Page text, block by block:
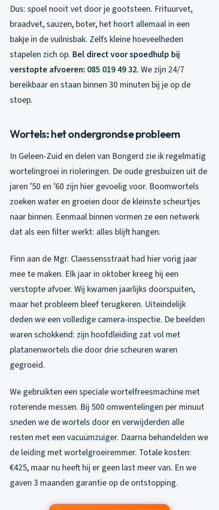
Dus: spoel nooit vet door je gootsteen. Frituurvet,
braadvet, sauzen, boter, het hoort allemaal in een
bakje in de vuilnisbak. Zelfs kleine hoeveelheden
stapelen zich op. Bel direct voor spoedhulp bij
verstopte afvoeren: 085 019 49 32. We zijn 24/7
bereikbaar en staan binnen 30 minuten bij je op de
stoep.
Wortels: het ondergrondse probleem
In Geleen-Zuid en delen van Bongerd zie ik regelmatig
wortelingroei in rioleringen. De oude gresbuizen uit de
jaren ’50 en ’60 zijn hier gevoelig voor. Boomwortels
zoeken water en groeien door de kleinste scheurtjes
naar binnen. Eenmaal binnen vormen ze een netwerk
dat als een filter werkt: alles blijft hangen.
Finn aan de Mgr. Claessensstraat had hier vorig jaar
mee te maken. Elk jaar in oktober kreeg hij een
verstopte afvoer. Wij kwamen jaarlijks doorspuiten,
maar het probleem bleef terugkeren. Uiteindelijk
deden we een volledige camera-inspectie. De beelden
waren schokkend: zijn hoofdleiding zat vol met
platanenwortels die door drie scheuren waren
gegroeid.
We gebruikten een speciale wortelfreesmachine met
roterende messen. Bij 500 omwentelingen per minuut
sneden we de wortels door en verwijderden alle
resten met een vacuümzuiger. Daarna behandelden we
de leiding met wortelgroeiremmer. Totale kosten:
€425, maar nu heeft hij er geen last meer van. En we
gaven 3 maanden garantie op de ontstopping.